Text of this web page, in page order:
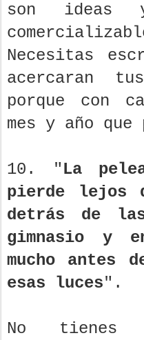
son ideas
Necesitas
acercaran
porque con
mes y año
10. "La
pierde lejos
detrás de
gimnasio y
mucho antes
esas luces".
No